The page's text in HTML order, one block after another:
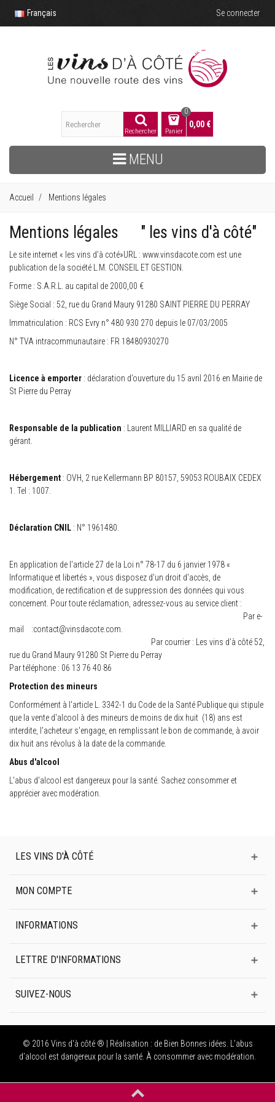
Français Se connecter
Rechercher Panier
0
0,00 €
MENU
Accueil Mentions légales
Mentions légales " les vins d'à côté"
Le site internet « les vins d’à coté»URL : www.vinsdacote.com est une
publication de la société L.M. CONSEIL ET GESTION.
Forme : S.A.R.L. au capital de 2000,00 €
Siège Social : 52, rue du Grand Maury 91280 SAINT PIERRE DU PERRAY
Immatriculation : RCS Evry n° 480 930 270 depuis le 07/03/2005
N° TVA intracommunautaire : FR 18480930270
Licence à emporter : déclaration d’ouverture du 15 avril 2016 en Mairie de
St Pierre du Perray
Responsable de la publication : Laurent MILLIARD en sa qualité de
gérant.
Hébergement : OVH, 2 rue Kellermann BP 80157, 59053 ROUBAIX CEDEX
1. Tel : 1007.
Déclaration CNIL : N° 1961480.
En application de l'article 27 de la Loi n° 78-17 du 6 janvier 1978 «
Informatique et libertés », vous disposez d'un droit d'accès, de
modification, de rectification et de suppression des données qui vous
concernent. Pour toute réclamation, adressez-vous au service client :
Par e-
mail :contact@vinsdacote.com
Par courrier : Les vins d’à côté 52,
rue du Grand Maury 91280 St Pierre du Perray
Par téléphone : 06 13 76 40 86
Protection des mineurs
Conformément à l'article L. 3342-1 du Code de la Santé Publique qui stipule
que la vente d'alcool à des mineurs de moins de dix huit (18) ans est
interdite, l'acheteur s'engage, en remplissant le bon de commande, à avoir
dix huit ans révolus à la date de la commande.
Abus d'alcool
L'abus d'alcool est dangereux pour la santé. Sachez consommer et
apprécier avec modération.
LES VINS D'À CÔTÉ
MON COMPTE
INFORMATIONS
LETTRE D'INFORMATIONS
SUIVEZ-NOUS
© 2016 Vins d'à côté ® | Réalisation : de Bien Bonnes idées . L’abus
d’alcool est dangereux pour la santé. À consommer avec modération.